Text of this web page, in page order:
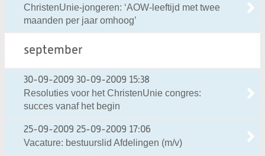
ChristenUnie-jongeren: ‘AOW-leeftijd met twee
maanden per jaar omhoog’
september
30-09-2009 30-09-2009 15:38
Resoluties voor het ChristenUnie congres:
succes vanaf het begin
25-09-2009 25-09-2009 17:06
Vacature: bestuurslid Afdelingen (m/v)